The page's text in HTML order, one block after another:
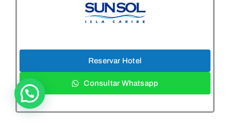
Reservar Hotel
Consultar Whatsapp